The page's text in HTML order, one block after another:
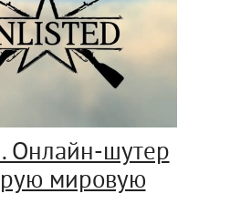
Онлайн-шутер
мировую